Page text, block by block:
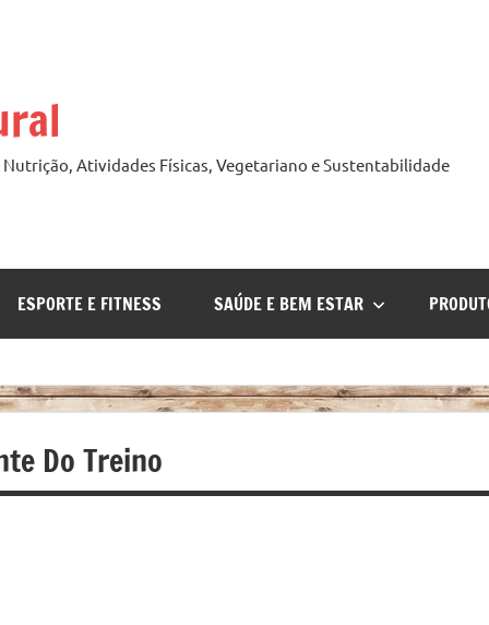
Atividades Físicas, Vegetariano e Sustentabilidade
ESPORTE E FITNESS SAÚDE E BEM ESTAR
Do Treino